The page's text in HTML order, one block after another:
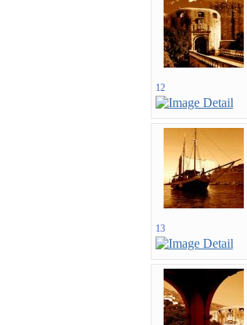
12
13